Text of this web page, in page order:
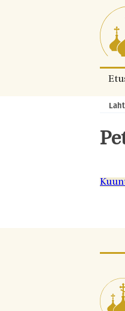
Siirry